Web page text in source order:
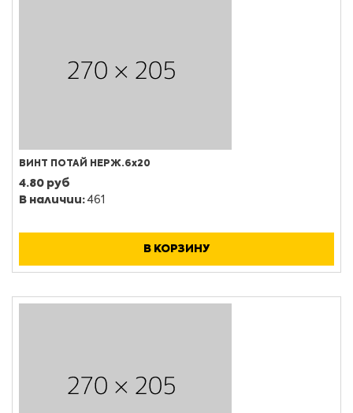
ВИНТ ПОТАЙ НЕРЖ.6х20
4.80 руб
В наличии:461
В КОРЗИНУ